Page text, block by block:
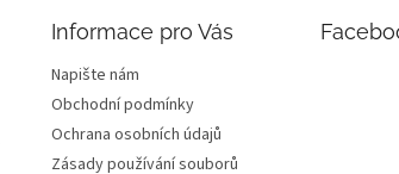
Informace pro Vás
Napište nám
Obchodní podmínky
Ochrana osobních údajů
Zásady používání souborů